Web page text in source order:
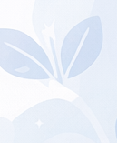
Indonesia
dikelola oleh
Istimewa